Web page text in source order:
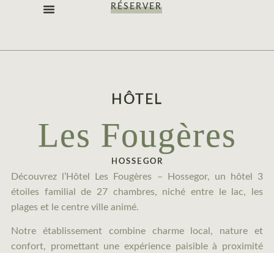
RÉSERVER
HÔTEL
Les Fougères
HOSSEGOR
Découvrez l’Hôtel Les Fougères – Hossegor, un hôtel 3
étoiles familial de 27 chambres, niché entre le lac, les
plages et le centre ville animé.
Notre établissement combine charme local, nature et
confort, promettant une expérience paisible à proximité